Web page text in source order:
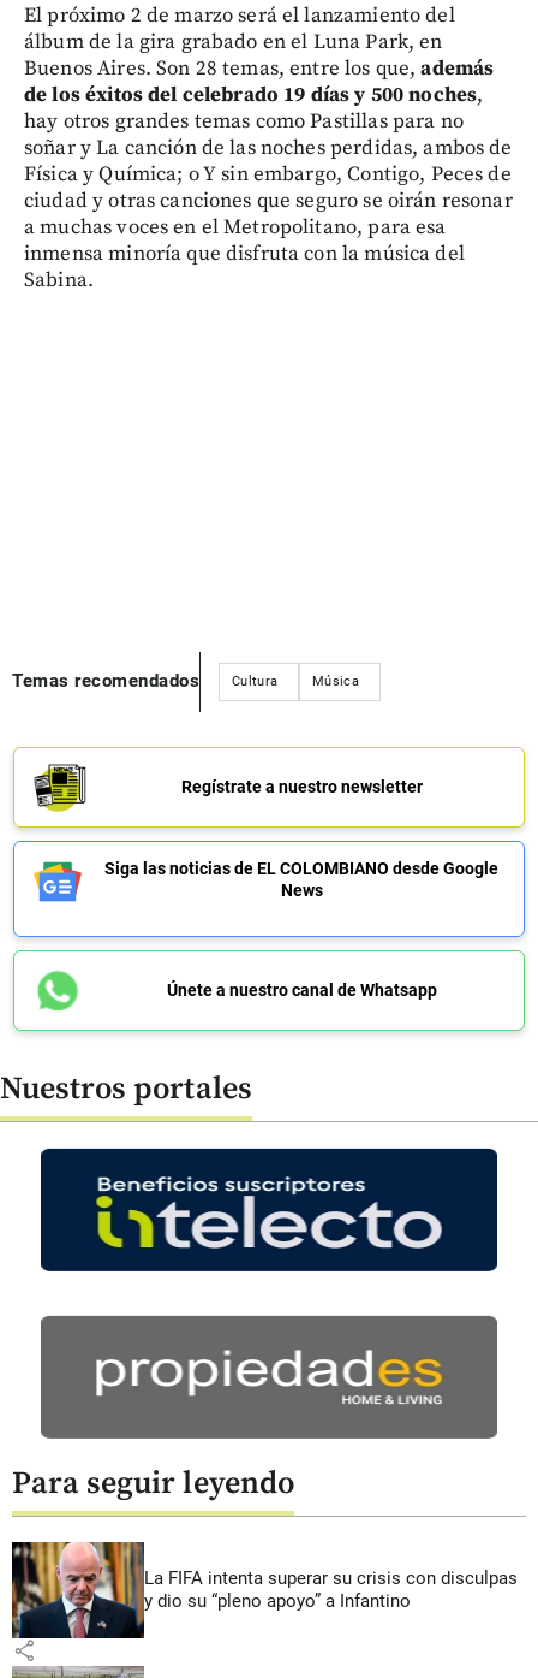
El próximo 2 de marzo será el lanzamiento del
álbum de la gira grabado en el Luna Park, en
Buenos Aires. Son 28 temas, entre los que,además
de los éxitos del celebrado 19 días y 500 noches,
hay otros grandes temas como Pastillas para no
soñar y La canción de las noches perdidas, ambos de
Física y Química; o Y sin embargo, Contigo, Peces de
ciudad y otras canciones que seguro se oirán resonar
a muchas voces en el Metropolitano, para esa
inmensa minoría que disfruta con la música del
Sabina.
Temas recomendados Cultura Música
Regístrate a nuestro newsletter
Siga las noticias de EL COLOMBIANO desde Google
News
Únete a nuestro canal de Whatsapp
Nuestros portales
Para seguir leyendo
La FIFA intenta superar su crisis con disculpas
y dio su “pleno apoyo” a Infantino
share